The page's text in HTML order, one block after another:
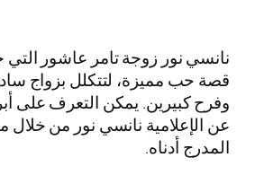
نانسي نور زوجة تامر عاشور التي
قصة حب مميزة، لتتكلل بزواج
وفرح كبيرين. يمكن التعرف على
عن الإعلامية نانسي نور من خلال
المدرج أدناه.